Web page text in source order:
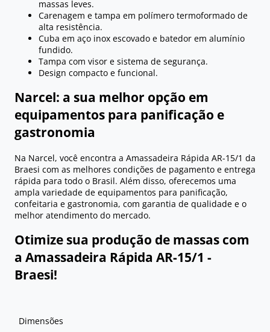
massas leves.
Carenagem e tampa em polímero termoformado de
alta resistência.
Cuba em aço inox escovado e batedor em alumínio
fundido.
Tampa com visor e sistema de segurança.
Design compacto e funcional.
Narcel: a sua melhor opção em
equipamentos para panificação e
gastronomia
Na Narcel, você encontra a Amassadeira Rápida AR-15/1 da
Braesi com as melhores condições de pagamento e entrega
rápida para todo o Brasil. Além disso, oferecemos uma
ampla variedade de equipamentos para panificação,
confeitaria e gastronomia, com garantia de qualidade e o
melhor atendimento do mercado.
Otimize sua produção de massas com
a Amassadeira Rápida AR-15/1 -
Braesi!
Dimensões